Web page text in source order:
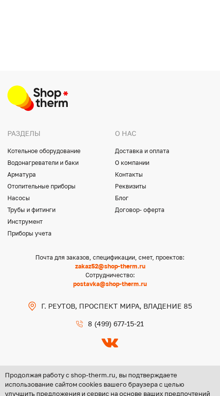
РАЗДЕЛЫ
Котельное оборудование
Водонагреватели и баки
Арматура
Отопительные приборы
Насосы
Трубы и фитинги
Инструмент
Приборы учета
О НАС
Доставка и оплата
О компании
Контакты
Реквизиты
Блог
Договор- оферта
Почта для заказов, спецификации, смет, проектов:
zakaz52@shop-therm.ru
Сотрудничество:
postavka@shop-therm.ru
Г. РЕУТОВ, ПРОСПЕКТ МИРА, ВЛАДЕНИЕ 85
8 (499) 677-15-21
Copyright @ 2026 ООО «ЦЕНТР ГРУПП НН»
Продолжая работу с shop-therm.ru, вы подтверждаете
использование сайтом cookies вашего браузера с целью
улучшить предложения и сервис на основе ваших предпочтений